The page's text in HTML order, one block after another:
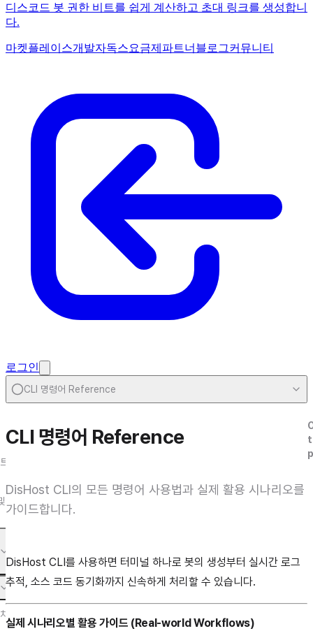
디스코드 봇 권한 비트를 쉽게 계산하고 초대 링크를 생성합니
다.
마켓플레이스개발자독스요금제 파트너 블로그커뮤니티
로그인
CLI 명령어 Reference
CLI
CLI 명령어 Reference
DisHost CLI의 모든 명령어 사용법과 실제 활용 시나리오를
가이드합니다.
DisHost CLI를 사용하면 터미널 하나로 봇의 생성부터 실시간 로그
추적, 소스 코드 동기화까지 신속하게 처리할 수 있습니다.
실제 시나리오별 활용 가이드 (Real-world Workflows)